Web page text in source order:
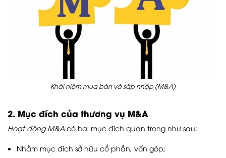
Khái niệm mua bán và sáp nhập (M&A)
2. Mục đích của thương vụ M&A
Hoạt động M&A có hai mục đích quan trọng như sau:
Nhằm mục đích sở hữu cổ phần, vốn góp;